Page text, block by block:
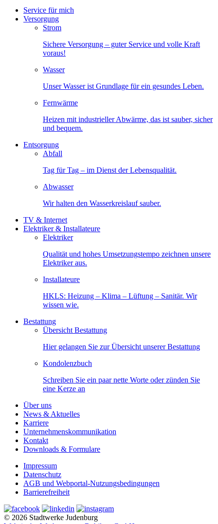
Service für mich
Versorgung
Strom
Sichere Versorgung – guter Service und volle Kraft
voraus!
Wasser
Unser Wasser ist Grundlage für ein gesundes Leben.
Fernwärme
Heizen mit industrieller Abwärme, das ist sauber, sicher
und bequem.
Entsorgung
Abfall
Tag für Tag – im Dienst der Lebensqualität.
Abwasser
Wir halten den Wasserkreislauf sauber.
TV & Internet
Elektriker & Installateure
Elektriker
Qualität und hohes Umsetzungstempo zeichnen unsere
Elektriker aus.
Installateure
HKLS: Heizung – Klima – Lüftung – Sanitär. Wir
wissen wie.
Bestattung
Übersicht Bestattung
Hier gelangen Sie zur Übersicht unserer Bestattung
Kondolenzbuch
Schreiben Sie ein paar nette Worte oder zünden Sie
eine Kerze an
Über uns
News & Aktuelles
Karriere
Unternehmenskommunikation
Kontakt
Downloads & Formulare
Impressum
Datenschutz
AGB und Webportal-Nutzungsbedingungen
Barrierefreiheit
© 2026 Stadtwerke Judenburg